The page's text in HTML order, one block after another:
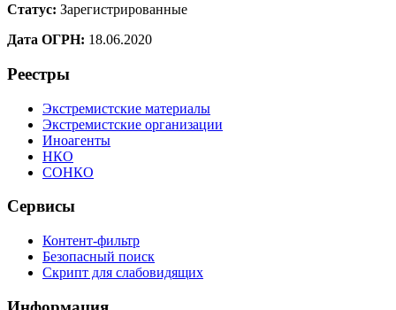
Статус: Зарегистрированные
Дата ОГРН: 18.06.2020
Реестры
Экстремистские материалы
Экстремистские организации
Иноагенты
НКО
СОНКО
Сервисы
Контент-фильтр
Безопасный поиск
Скрипт для слабовидящих